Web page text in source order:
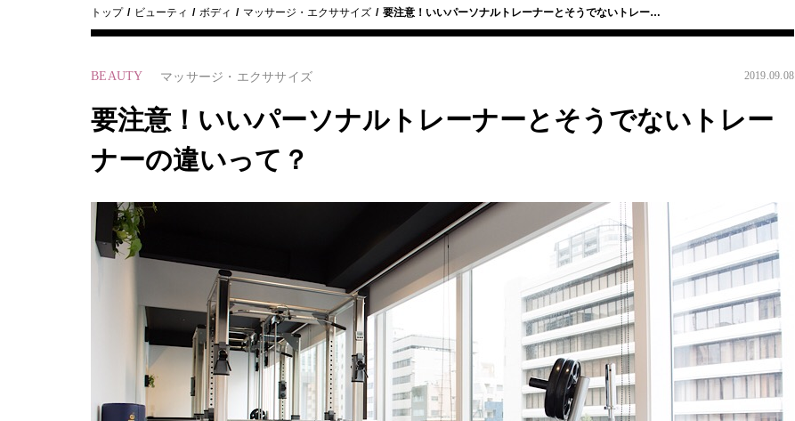
トップ ビューティ ボディ マッサージ・エクササイズ 要注意！いいパーソナルトレーナーとそうでないトレー…
BEAUTY マッサージ・エクササイズ 2019.09.08
要注意！いいパーソナルトレーナーとそうでないトレー
ナーの違いって？